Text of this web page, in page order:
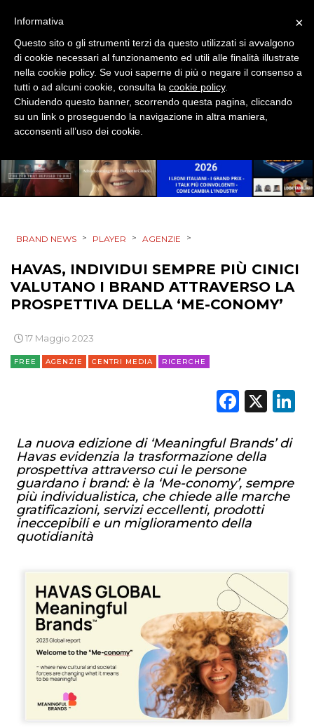
TREND
CASE HISTORY
OPINIONI
BRAND NEWS > PLAYER > AGENZIE >
HAVAS, INDIVIDUI SEMPRE PIÙ CINICI
VALUTANO I BRAND ATTRAVERSO LA
PROSPETTIVA DELLA ‘ME-CONOMY’
17 Maggio 2023
FREE AGENZIE CENTRI MEDIA RICERCHE
X
La nuova edizione di ‘Meaningful Brands’ di
Havas evidenzia la trasformazione della
prospettiva attraverso cui le persone
guardano i brand: è la ‘Me-conomy’, sempre
più individualistica, che chiede alle marche
gratificazioni, servizi eccellenti, prodotti
ineccepibili e un miglioramento della
quotidianità
×
Informativa
Questo sito o gli strumenti terzi da questo utilizzati si avvalgono
di cookie necessari al funzionamento ed utili alle finalità illustrate
nella cookie policy. Se vuoi saperne di più o negare il consenso a
tutti o ad alcuni cookie, consulta la cookie policy.
Chiudendo questo banner, scorrendo questa pagina, cliccando
su un link o proseguendo la navigazione in altra maniera,
acconsenti all’uso dei cookie.